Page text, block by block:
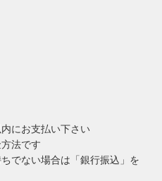
にお支払い下さい
法です
でない場合は「銀行振込」を